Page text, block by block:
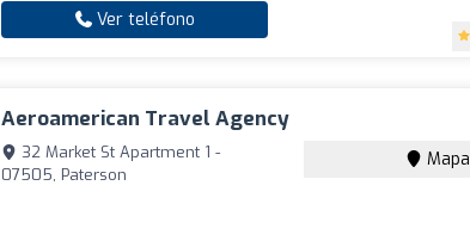
Ver teléfono
Aeroamerican Travel Agency
32 Market St Apartment 1 -
07505, Paterson
Mapa